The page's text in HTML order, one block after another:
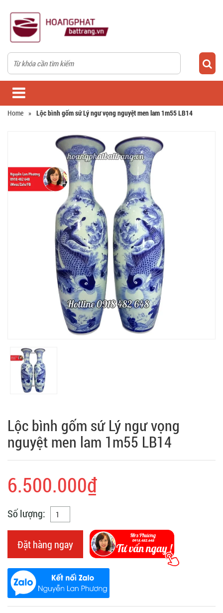
Home » Lộc bình gốm sứ Lý ngư vọng nguyệt men lam 1m55 LB14
Lộc bình gốm sứ Lý ngư vọng
nguyệt men lam 1m55 LB14
6.500.000₫
Số lượng:
Đặt hàng ngay